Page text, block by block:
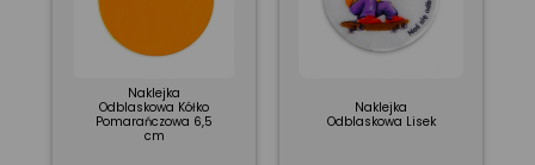
Naklejka
Odblaskowa Kółko
Pomarańczowa 6,5
cm
Naklejka
Odblaskowa Lisek